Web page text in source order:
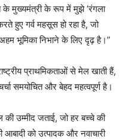
के मुख्यमंत्री के रूप में मुझे ‘रंगला
हुए गर्व महसूस हो रहा है, जो
भूमिका निभाने के लिए दृढ़ है।”
प्राथमिकताओं से मेल खाती हैं,
समयोचित और बेहद महत्वपूर्ण है।
की उम्मीद जताई, जो हर बच्चे की
को उत्पादक और नवाचारी